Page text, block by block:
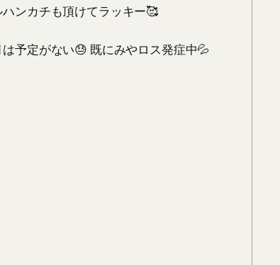
ンカチも頂けてラッキー🥰
予定がない😓 既にみやロス発症中💦